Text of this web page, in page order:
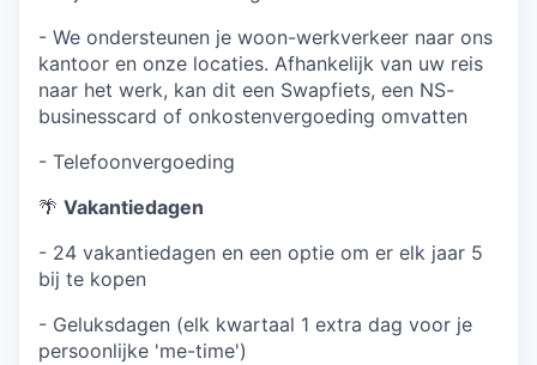
- We ondersteunen je woon-werkverkeer naar ons
kantoor en onze locaties. Afhankelijk van uw reis
naar het werk, kan dit een Swapfiets, een NS-
businesscard of onkostenvergoeding omvatten
- Telefoonvergoeding
🌴 Vakantiedagen
- 24 vakantiedagen en een optie om er elk jaar 5
bij te kopen
- Geluksdagen (elk kwartaal 1 extra dag voor je
persoonlijke 'me-time')